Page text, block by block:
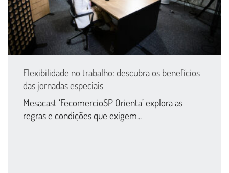
Flexibilidade no trabalho: descubra os benefícios
das jornadas especiais
Mesacast ‘FecomercioSP Orienta’ explora as
regras e condições que exigem...